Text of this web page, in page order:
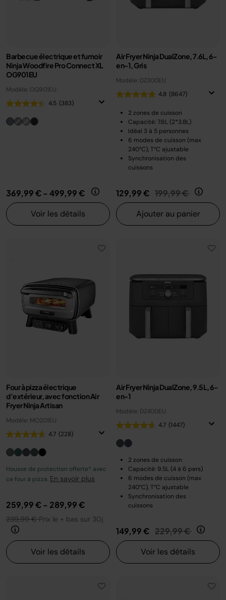
Barbecue électrique et fumoir
Ninja Woodfire Pro Connect XL
OG901EU
Modèle: OG901EU
4.5 (383)
369,99 €- 499,99 €
Voir les détails
Air Fryer Ninja DualZone, 7.6L, 6-
en-1, Gris
Modèle: DZ300EU
4.8 (8647)
2 zones de cuisson
Capacité: 7.6L (2*3.8L)
Idéal 3 à 5 personnes
6 modes de cuisson (max
240°C), T°C ajustable
Synchronisation des
cuissons
129,99 € Prix réduit de
199,99 € au
Ajouter au panier
Four à pizza électrique
d’extérieur, avec fonction Air
Fryer Ninja Artisan
Modèle: MO201EU
4.7 (228)
Housse de protection offerte* avec
ce four à pizza. En savoir plus
259,99 €- 289,99 €
239,99 €Prix le + bas sur 30j
Voir les détails
Air Fryer Ninja DualZone, 9.5L, 6-
en-1
Modèle: DZ400EU
4.7 (1447)
2 zones de cuisson
Capacité: 9.5L (4 à 6 pers)
6 modes de cuisson (max
240°C), T°C ajustable
Synchronisation des
cuissons
149,99 € Prix réduit de
229,99 € au
Voir les détails